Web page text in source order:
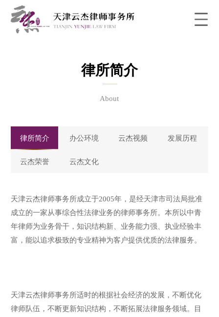
律所简介
About
律所简介 办公环境 云杰视频 发展历程
云杰荣誉 云杰文化
天津云杰律师事务所成立于2005年，是经天津市司法局批准
成立的一家从事综合性法律业务的律师事务所。本所以中青
年律师为业务骨干，知识结构新、业务能力强、执业经验丰
富，能以追求极致的专业精神为客户提供优质的法律服务。
天津云杰律师事务所适时的根据社会经济的发展，不断优化
律师队伍，不断更新知识结构，不断拓展法律服务领域。目